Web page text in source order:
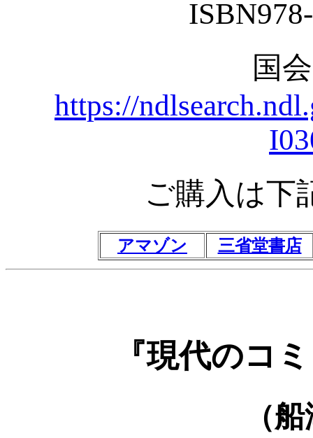
国
https://
ご購入は下
アマゾン 三省堂書店
『現代のコ
（